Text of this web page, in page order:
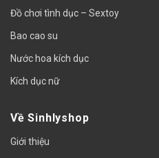
Đồ chơi tình dục – Sextoy
Bao cao su
Nước hoa kích dục
Kích dục nữ
Về Sinhlyshop
Giới thiệu